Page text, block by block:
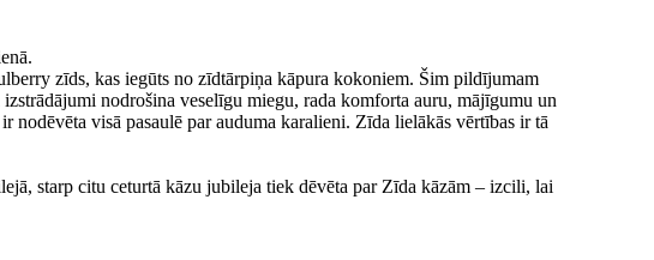
zīds, kas iegūts no zīdtārpiņa kāpura kokoniem. Šim pildījumam
nodrošina veselīgu miegu, rada komforta auru, mājīgumu un
visā pasaulē par auduma karalieni. Zīda lielākās vērtības ir tā
starp citu ceturtā kāzu jubileja tiek dēvēta par Zīda kāzām – izcili, lai